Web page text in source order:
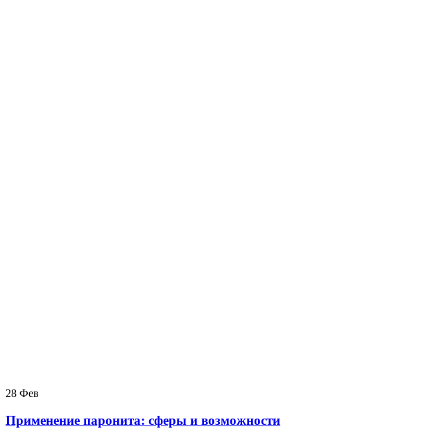
28 Фев
Применение паронита: сферы и возможности